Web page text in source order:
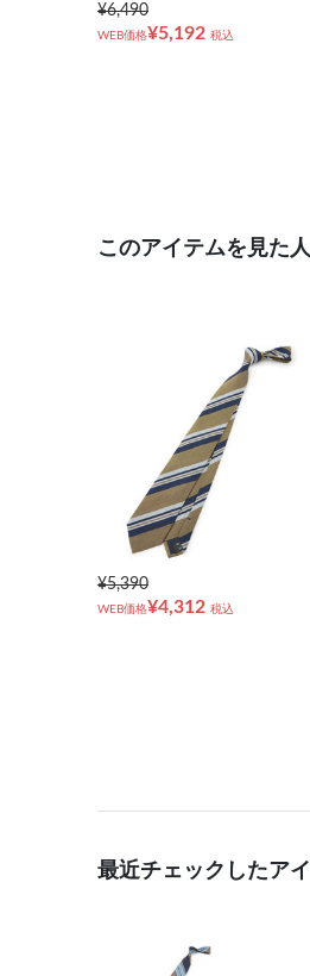
¥6,490
WEB価格¥5,192 税込
このアイテムを見た
¥5,390
WEB価格¥4,312 税込
最近チェックしたア